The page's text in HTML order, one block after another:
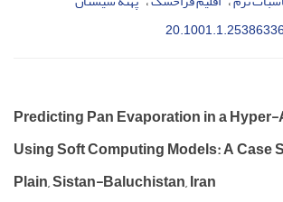
Predicting Pan Evaporation in a
Using Soft Computing Models: A Case
Plain, Sistan-Baluchistan, Iran